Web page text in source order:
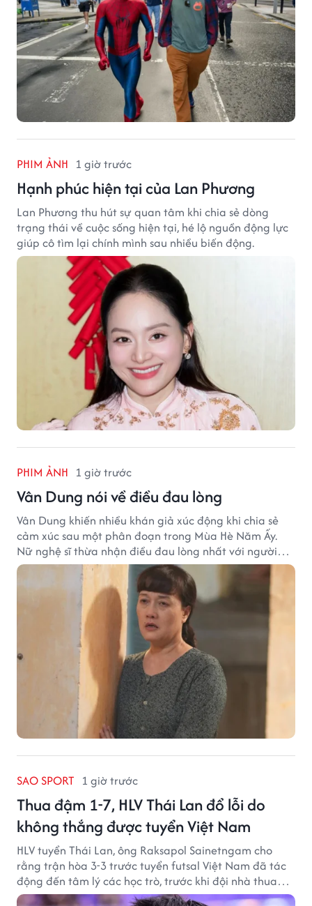
PHIM ẢNH 1 giờ trước
Hạnh phúc hiện tại của Lan Phương
Lan Phương thu hút sự quan tâm khi chia sẻ dòng
trạng thái về cuộc sống hiện tại, hé lộ nguồn động lực
giúp cô tìm lại chính mình sau nhiều biến động.
PHIM ẢNH 1 giờ trước
Vân Dung nói về điều đau lòng
Vân Dung khiến nhiều khán giả xúc động khi chia sẻ
cảm xúc sau một phân đoạn trong Mùa Hè Năm Ấy.
Nữ nghệ sĩ thừa nhận điều đau lòng nhất với người
mẹ không phải sự nghèo khó, mà là khi các con phải
chứng kiến những tổn thương trong chính ngôi nhà
SAO SPORT 1 giờ trước
Thua đậm 1-7, HLV Thái Lan đổ lỗi do
không thắng được tuyển Việt Nam
HLV tuyển Thái Lan, ông Raksapol Sainetngam cho
rằng trận hòa 3-3 trước tuyển futsal Việt Nam đã tác
động đến tâm lý các học trò, trước khi đội nhà thua
đậm Nga 1-7.